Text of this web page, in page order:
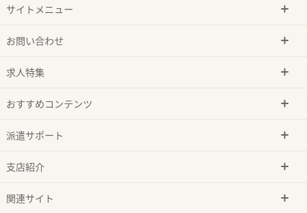
サイトメニュー
お問い合わせ
求人特集
おすすめコンテンツ
派遣サポート
支店紹介
関連サイト